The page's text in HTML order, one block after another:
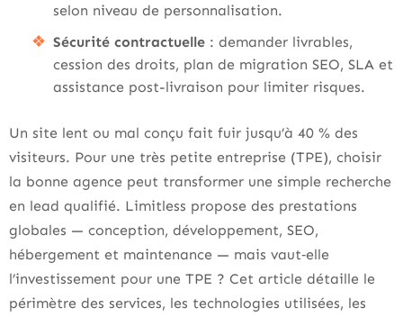
selon niveau de personnalisation.
Sécurité contractuelle : demander livrables,
cession des droits, plan de migration SEO, SLA et
assistance post-livraison pour limiter risques.
Un site lent ou mal conçu fait fuir jusqu’à 40 % des
visiteurs. Pour une très petite entreprise (TPE), choisir
la bonne agence peut transformer une simple recherche
en lead qualifié. Limitless propose des prestations
globales — conception, développement, SEO,
hébergement et maintenance — mais vaut‑elle
l’investissement pour une TPE ? Cet article détaille le
périmètre des services, les technologies utilisées, les